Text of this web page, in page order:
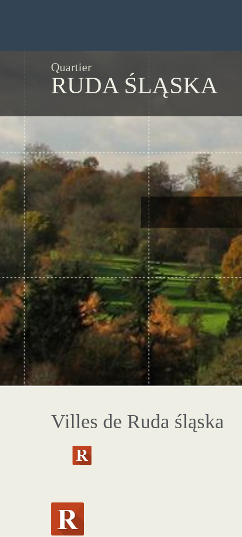
Quartier
RUDA ŚLĄSKA
Villes de Ruda śląska